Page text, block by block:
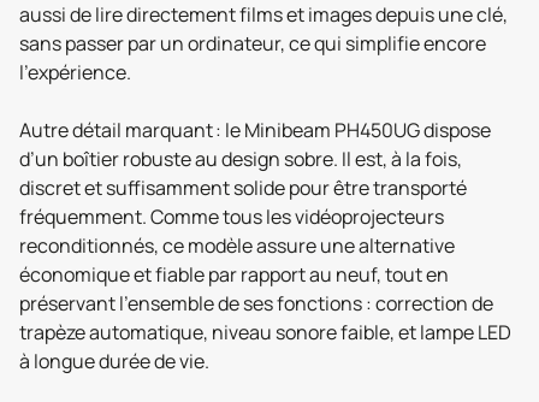
aussi de lire directement films et images depuis une clé,
sans passer par un ordinateur, ce qui simplifie encore
l’expérience.
Autre détail marquant : le Minibeam PH450UG dispose
d’un boîtier robuste au design sobre. Il est, à la fois,
discret et suffisamment solide pour être transporté
fréquemment. Comme tous les vidéoprojecteurs
reconditionnés, ce modèle assure une alternative
économique et fiable par rapport au neuf, tout en
préservant l’ensemble de ses fonctions : correction de
trapèze automatique, niveau sonore faible, et lampe LED
à longue durée de vie.